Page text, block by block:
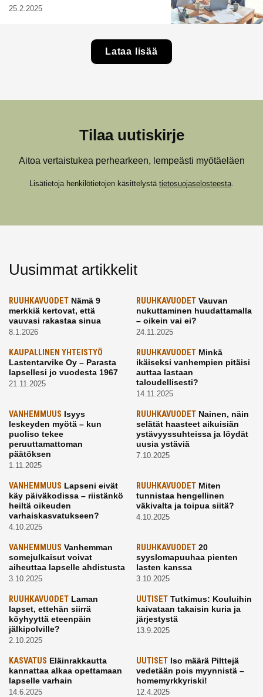
25.2.2025
Lataa lisää
Tilaa uutiskirje
Aitoa vertaistukea perhearkeen, lempeästi myötäeläen
Lisätietoja henkilötietojen käsittelystä tietosuojaselosteesta
Uusimmat artikkelit
RUUHKAVUODET Nämä 9
merkkiä kertovat, että
vauvasi rakastaa sinua
8.1.2026
RUUHKAVUODETVauvan
nukuttaminen huudattamalla
– oikein vai ei?
24.11.2025
KAUPALLINEN YHTEISTYÖ
Lastentarvike Oy – Parasta
lapsellesi jo vuodesta 1967
21.11.2025
RUUHKAVUODETMinkä
ikäiseksi vanhempien pitäisi
auttaa lastaan
taloudellisesti?
14.11.2025
VANHEMMUUS Isyys
leskeyden myötä – kun
puoliso tekee
peruuttamattoman
päätöksen
1.11.2025
RUUHKAVUODETNainen, näin
selätät haasteet aikuisiän
ystävyyssuhteissa ja löydät
uusia ystäviä
7.10.2025
VANHEMMUUS Lapseni eivät
käy päiväkodissa – riistänkö
heiltä oikeuden
varhaiskasvatukseen?
4.10.2025
RUUHKAVUODETMiten
tunnistaa hengellinen
väkivalta ja toipua siitä?
4.10.2025
VANHEMMUUS Vanhemman
somejulkaisut voivat
aiheuttaa lapselle ahdistusta
3.10.2025
RUUHKAVUODET20
syyslomapuuhaa pienten
lasten kanssa
3.10.2025
RUUHKAVUODET Laman
lapset, ettehän siirrä
köyhyyttä eteenpäin
jälkipolville?
2.10.2025
UUTISETTutkimus: Kouluihin
kaivataan takaisin kuria ja
järjestystä
13.9.2025
KASVATUS Eläinrakkautta
kannattaa alkaa opettamaan
lapselle varhain
14.6.2025
UUTISETIso määrä Pilttejä
vedetään pois myynnistä –
homemyrkkyriski!
12.4.2025